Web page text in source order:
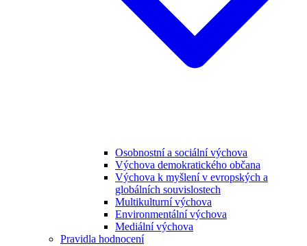
Osobnostní a sociální výchova
Výchova demokratického občana
Výchova k myšlení v evropských a
globálních souvislostech
Multikulturní výchova
Environmentální výchova
Mediální výchova
Pravidla hodnocení